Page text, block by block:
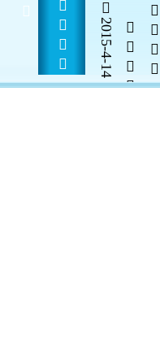
2015-4-14